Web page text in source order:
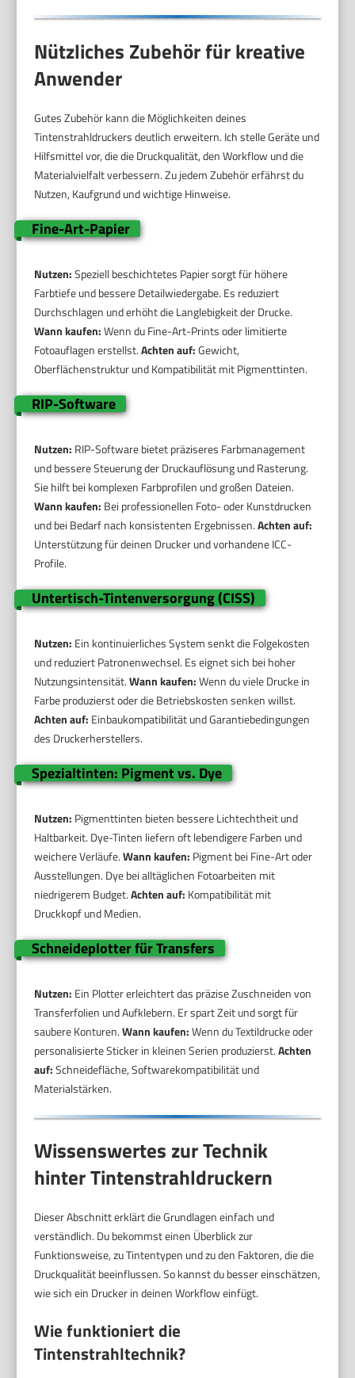
Nützliches Zubehör für kreative
Anwender
Gutes Zubehör kann die Möglichkeiten deines
Tintenstrahldruckers deutlich erweitern. Ich stelle Geräte und
Hilfsmittel vor, die die Druckqualität, den Workflow und die
Materialvielfalt verbessern. Zu jedem Zubehör erfährst du
Nutzen, Kaufgrund und wichtige Hinweise.
Fine-Art-Papier
Nutzen:Speziell beschichtetes Papier sorgt für höhere
Farbtiefe und bessere Detailwiedergabe. Es reduziert
Durchschlagen und erhöht die Langlebigkeit der Drucke.
Wann kaufen:Wenn du Fine-Art-Prints oder limitierte
Fotoauflagen erstellst.Achten auf:Gewicht,
Oberflächenstruktur und Kompatibilität mit Pigmenttinten.
RIP-Software
Nutzen: RIP-Software bietet präziseres Farbmanagement
und bessere Steuerung der Druckauflösung und Rasterung.
Sie hilft bei komplexen Farbprofilen und großen Dateien.
Wann kaufen: Bei professionellen Foto- oder Kunstdrucken
und bei Bedarf nach konsistenten Ergebnissen.Achten auf:
Unterstützung für deinen Drucker und vorhandene ICC-
Profile.
Untertisch-Tintenversorgung (CISS)
Nutzen: Ein kontinuierliches System senkt die Folgekosten
und reduziert Patronenwechsel. Es eignet sich bei hoher
Nutzungsintensität.Wann kaufen:Wenn du viele Drucke in
Farbe produzierst oder die Betriebskosten senken willst.
Achten auf: Einbaukompatibilität und Garantiebedingungen
des Druckerherstellers.
Spezialtinten: Pigment vs. Dye
Nutzen: Pigmenttinten bieten bessere Lichtechtheit und
Haltbarkeit. Dye-Tinten liefern oft lebendigere Farben und
weichere Verläufe.Wann kaufen: Pigment bei Fine-Art oder
Ausstellungen. Dye bei alltäglichen Fotoarbeiten mit
niedrigerem Budget.Achten auf: Kompatibilität mit
Druckkopf und Medien.
Schneideplotter für Transfers
Nutzen: Ein Plotter erleichtert das präzise Zuschneiden von
Transferfolien und Aufklebern. Er spart Zeit und sorgt für
saubere Konturen.Wann kaufen:Wenn du Textildrucke oder
personalisierte Sticker in kleinen Serien produzierst.Achten
auf:Schneidefläche, Softwarekompatibilität und
Materialstärken.
Wissenswertes zur Technik
hinter Tintenstrahldruckern
Dieser Abschnitt erklärt die Grundlagen einfach und
verständlich. Du bekommst einen Überblick zur
Funktionsweise, zu Tintentypen und zu den Faktoren, die die
Druckqualität beeinflussen. So kannst du besser einschätzen,
wie sich ein Drucker in deinen Workflow einfügt.
Wie funktioniert die
Tintenstrahltechnik?